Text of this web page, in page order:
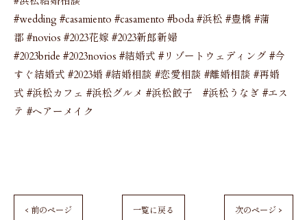
#wedding #casamiento #casamento #boda #浜松 #豊橋 #蒲
郡 #novios #2023花嫁 #2023新郎新婦
#2023bride #2023novios #結婚式 #リゾートウェディング #今
すぐ結婚式 #2023婚 #結婚相談 #恋愛相談 #離婚相談 #再婚
式 #浜松カフェ #浜松グルメ #浜松餃子 #浜松うなぎ #エス
テ #ヘアーメイク
< 前のページ 一覧に戻る 次のページ >